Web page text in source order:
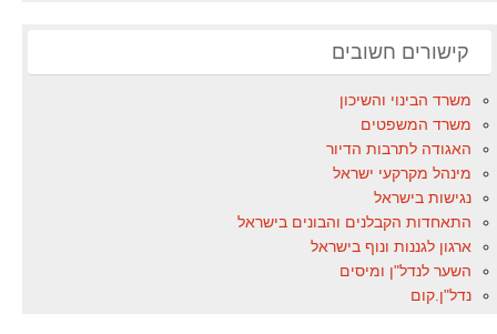
קישורים חשובים
משרד הבינוי והשיכון
משרד המשפטים
האגודה לתרבות הדיור
מינהל מקרקעי ישראל
נגישות בישראל
התאחדות הקבלנים והבונים בישראל
ארגון לגננות ונוף בישראל
השער לנדל"ן ומיסים
נדל"ן.קום